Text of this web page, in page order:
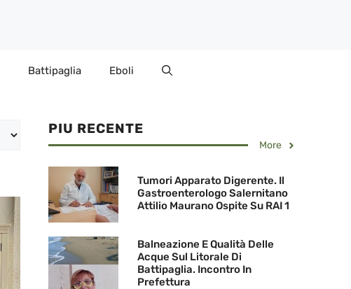
Battipaglia Eboli
PIU RECENTE
More
Tumori Apparato Digerente. Il
Gastroenterologo Salernitano
Attilio Maurano Ospite Su RAI 1
Balneazione E Qualità Delle
Acque Sul Litorale Di
Battipaglia. Incontro In
Prefettura